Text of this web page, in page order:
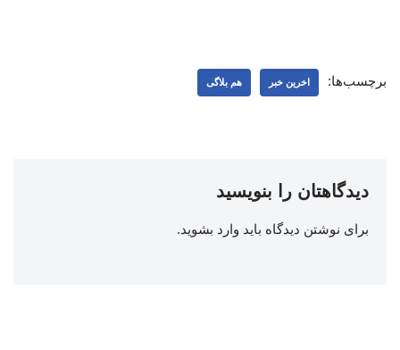
برچسب‌ها: اخرین خبر هم بلاگی
دیدگاهتان را بنویسید
برای نوشتن دیدگاه باید وارد بشوید.